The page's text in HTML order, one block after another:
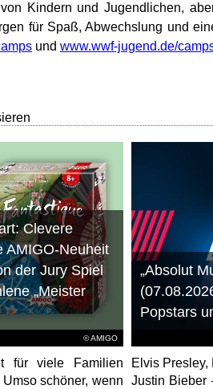
Kindern und Jugendlichen,
für Spaß, Abwechslung und
und www.wwf-jugend.de/
© AMIGO
Clevere
AMIGO-Neuheit
der Jury Spiel
„Meister
für viele Familien
schöner, wenn
„Absolut
Popstars
Elvis Presley,
Justin Bieber